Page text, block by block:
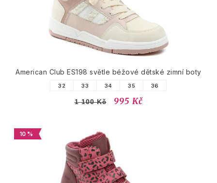
American Club ES198 světle béžové dětské zimní boty
32 33 34 35 36
1 100 Kč 995 Kč
10 %